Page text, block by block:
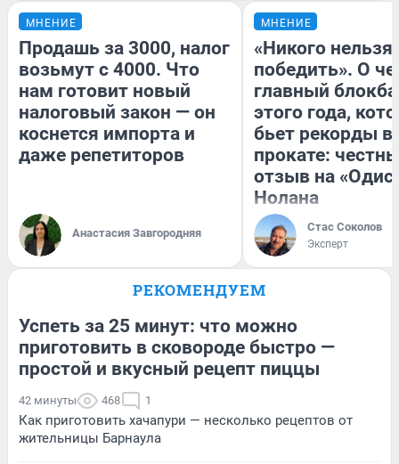
МНЕНИЕ
Продашь за 3000, налог
возьмут с 4000. Что
нам готовит новый
налоговый закон — он
коснется импорта и
даже репетиторов
Анастасия Завгородняя
МНЕНИЕ
«Никого нельзя
победить». О
главный
этого года,
бьет рекорды в
прокате:
отзыв на
Нолана
Стас Соколов
Эксперт
РЕКОМЕНДУЕМ
Успеть за 25 минут: что можно
приготовить в сковороде быстро —
простой и вкусный рецепт пиццы
42 минуты 468 1
Как приготовить хачапури — несколько рецептов от
жительницы Барнаула